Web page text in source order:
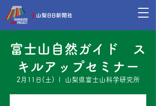
富士山自然ガイド ス
キルアップセミナー
2月11日(土) 山梨県富士山科学研究所